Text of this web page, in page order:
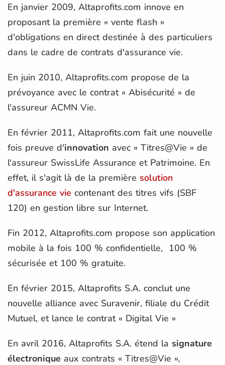
En janvier 2009, Altaprofits.com innove en
proposant la première « vente flash »
d'obligations en direct destinée à des particuliers
dans le cadre de contrats d'assurance vie.
En juin 2010, Altaprofits.com propose de la
prévoyance avec le contrat « Abisécurité » de
l'assureur ACMN Vie.
En février 2011, Altaprofits.com fait une nouvelle
fois preuve d'innovation avec « Titres@Vie » de
l'assureur SwissLife Assurance et Patrimoine. En
effet, il s'agit là de la première solution
d'assurance vie contenant des titres vifs (SBF
120) en gestion libre sur Internet.
Fin 2012, Altaprofits.com propose son application
mobile à la fois 100 % confidentielle, 100 %
sécurisée et 100 % gratuite.
En février 2015, Altaprofits S.A. conclut une
nouvelle alliance avec Suravenir, filiale du Crédit
Mutuel, et lance le contrat « Digital Vie »
En avril 2016, Altaprofits S.A. étend la signature
électronique aux contrats « Titres@Vie »,